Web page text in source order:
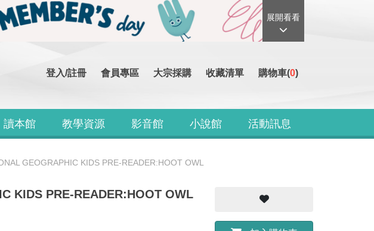
展開看看
登入/註冊 會員專區 大宗採購 收藏清單 購物車(0)
讀本館 教學資源 影音館 小說館 活動訊息
GEOGRAPHIC KIDS PRE-READER:HOOT OWL
KIDS PRE-READER:HOOT OWL